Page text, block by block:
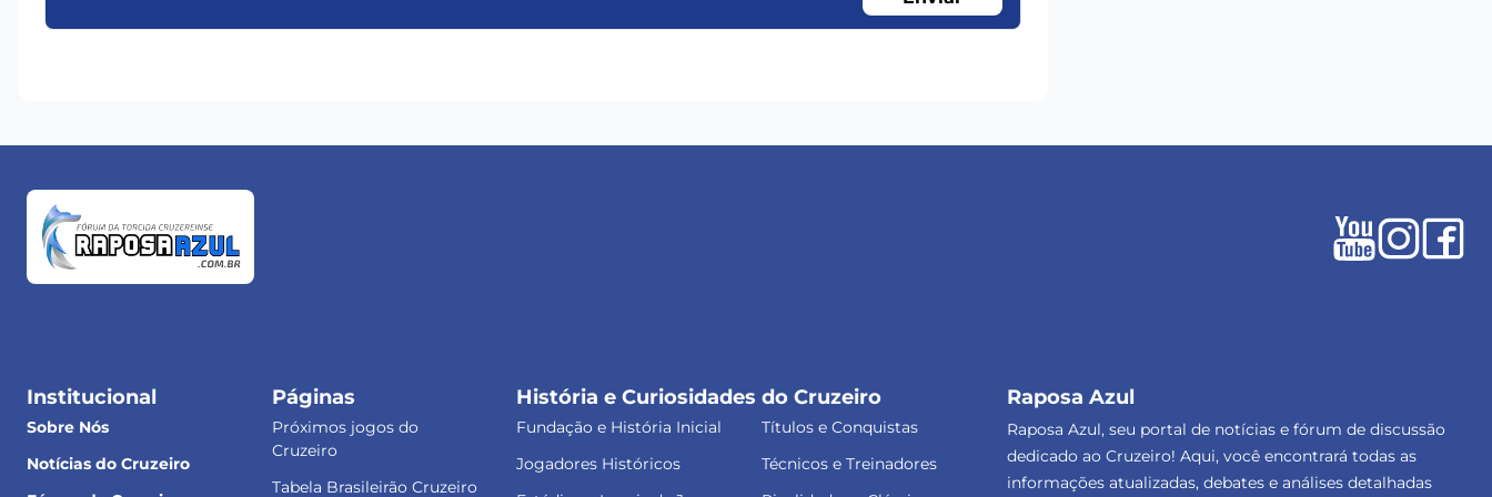
Institucional
Sobre Nós
Notícias do Cruzeiro
Páginas
Próximos jogos do
Cruzeiro
Tabela Brasileirão Cruzeiro
História e Curiosidades do Cruzeiro
Fundação e História Inicial
Títulos e Conquistas
Jogadores Históricos
Técnicos e Treinadores
Raposa Azul
Raposa Azul, seu portal de notícias e fórum de discussão
dedicado ao Cruzeiro! Aqui, você encontrará todas as
informações atualizadas, debates e análises detalhadas